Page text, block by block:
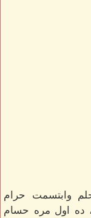
وابتسمت حرام
ده اول مره حسام